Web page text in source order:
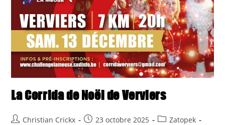
La Corrida de Noël de Verviers
PostChristian Crickx
Post23 octobre 2025
PostZatopek